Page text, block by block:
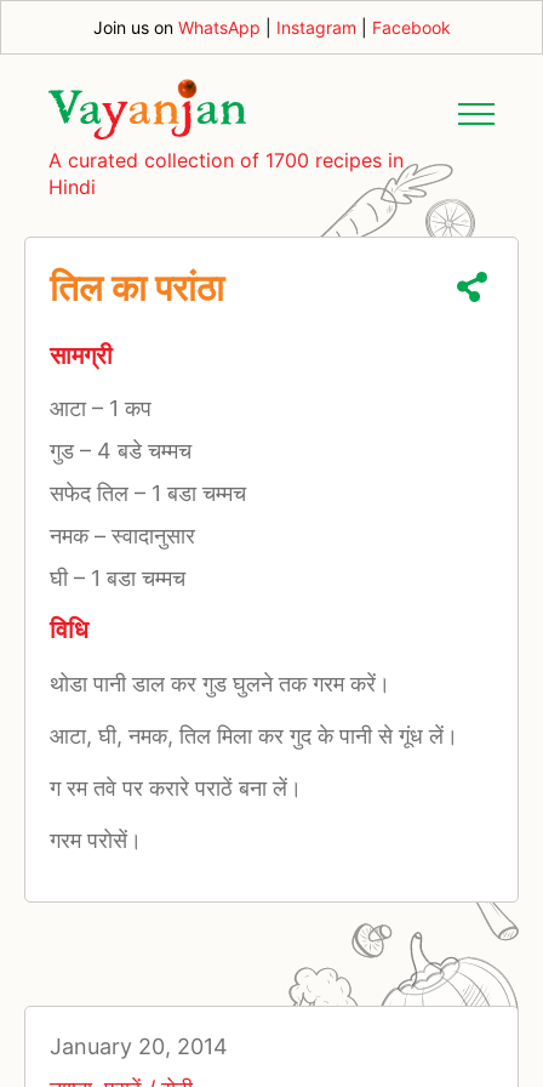
Join us on WhatsApp Instagram Facebook
A curated collection of 1700 recipes in
Hindi
तिल का परांठा
सामग्री
आटा– 1 कप
गुड– 4 बडे चम्मच
सफेद तिल – 1 बडा चम्मच
नमक–स्वादानुसार
घी– 1 बडा चम्मच
विधि
थोडा पानी डाल कर गुड घुलने तक गरम करें।
आटा, घी, नमक, तिल मिला कर गुद के पानी से गूंध लें।
ग रम तवे पर करारे पराठें बना लें।
गरम परोसें।
January 20, 2014